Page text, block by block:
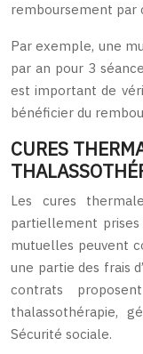
remboursement par
Par exemple, une
par an pour 3
est important de
bénéficier du
CURES
Les cures
partiellement
mutuelles peuvent
une partie des frais
contrats
thalassothérapie,
Sécurité sociale.